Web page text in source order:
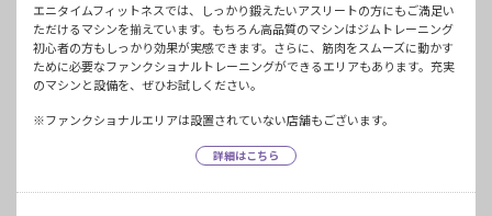
エニタイムフィットネスでは、しっかり鍛えたいアスリートの方にもご満足い
ただけるマシンを揃えています。もちろん高品質のマシンはジムトレーニング
初心者の方もしっかり効果が実感できます。さらに、筋肉をスムーズに動かす
ために必要なファンクショナルトレーニングができるエリアもあります。充実
のマシンと設備を、ぜひお試しください。
※ファンクショナルエリアは設置されていない店舗もございます。
詳細はこちら